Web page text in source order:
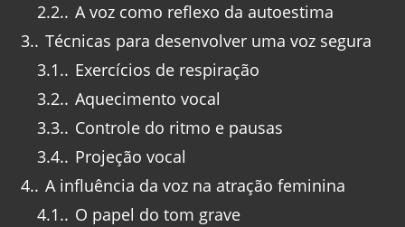
2.2. A voz como reflexo da autoestima
3. Técnicas para desenvolver uma voz segura
3.1. Exercícios de respiração
3.2. Aquecimento vocal
3.3. Controle do ritmo e pausas
3.4. Projeção vocal
4. A influência da voz na atração feminina
4.1. O papel do tom grave